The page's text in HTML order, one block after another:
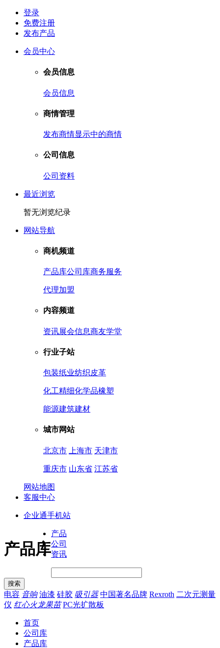
登录
免费注册
发布产品
会员中心
会员信息
会员信息
商情管理
发布商情显示中的商情
公司信息
公司资料
最近浏览
暂无浏览纪录
网站导航
商机频道
产品库公司库商务服务
代理加盟
内容频道
资讯展会信息商友学堂
行业子站
包装纸业纺织皮革
化工精细化学品橡塑
能源建筑建材
城市网站
北京市 上海市 天津市
重庆市 山东省 江苏省
网站地图
客服中心
企业通手机站
产品库
产品
公司
资讯
电容 音响 油漆 硅胶 吸引器 中国著名品牌 Rexroth 二次元测量
仪 红心火龙果苗 PC光扩散板
首页
公司库
产品库